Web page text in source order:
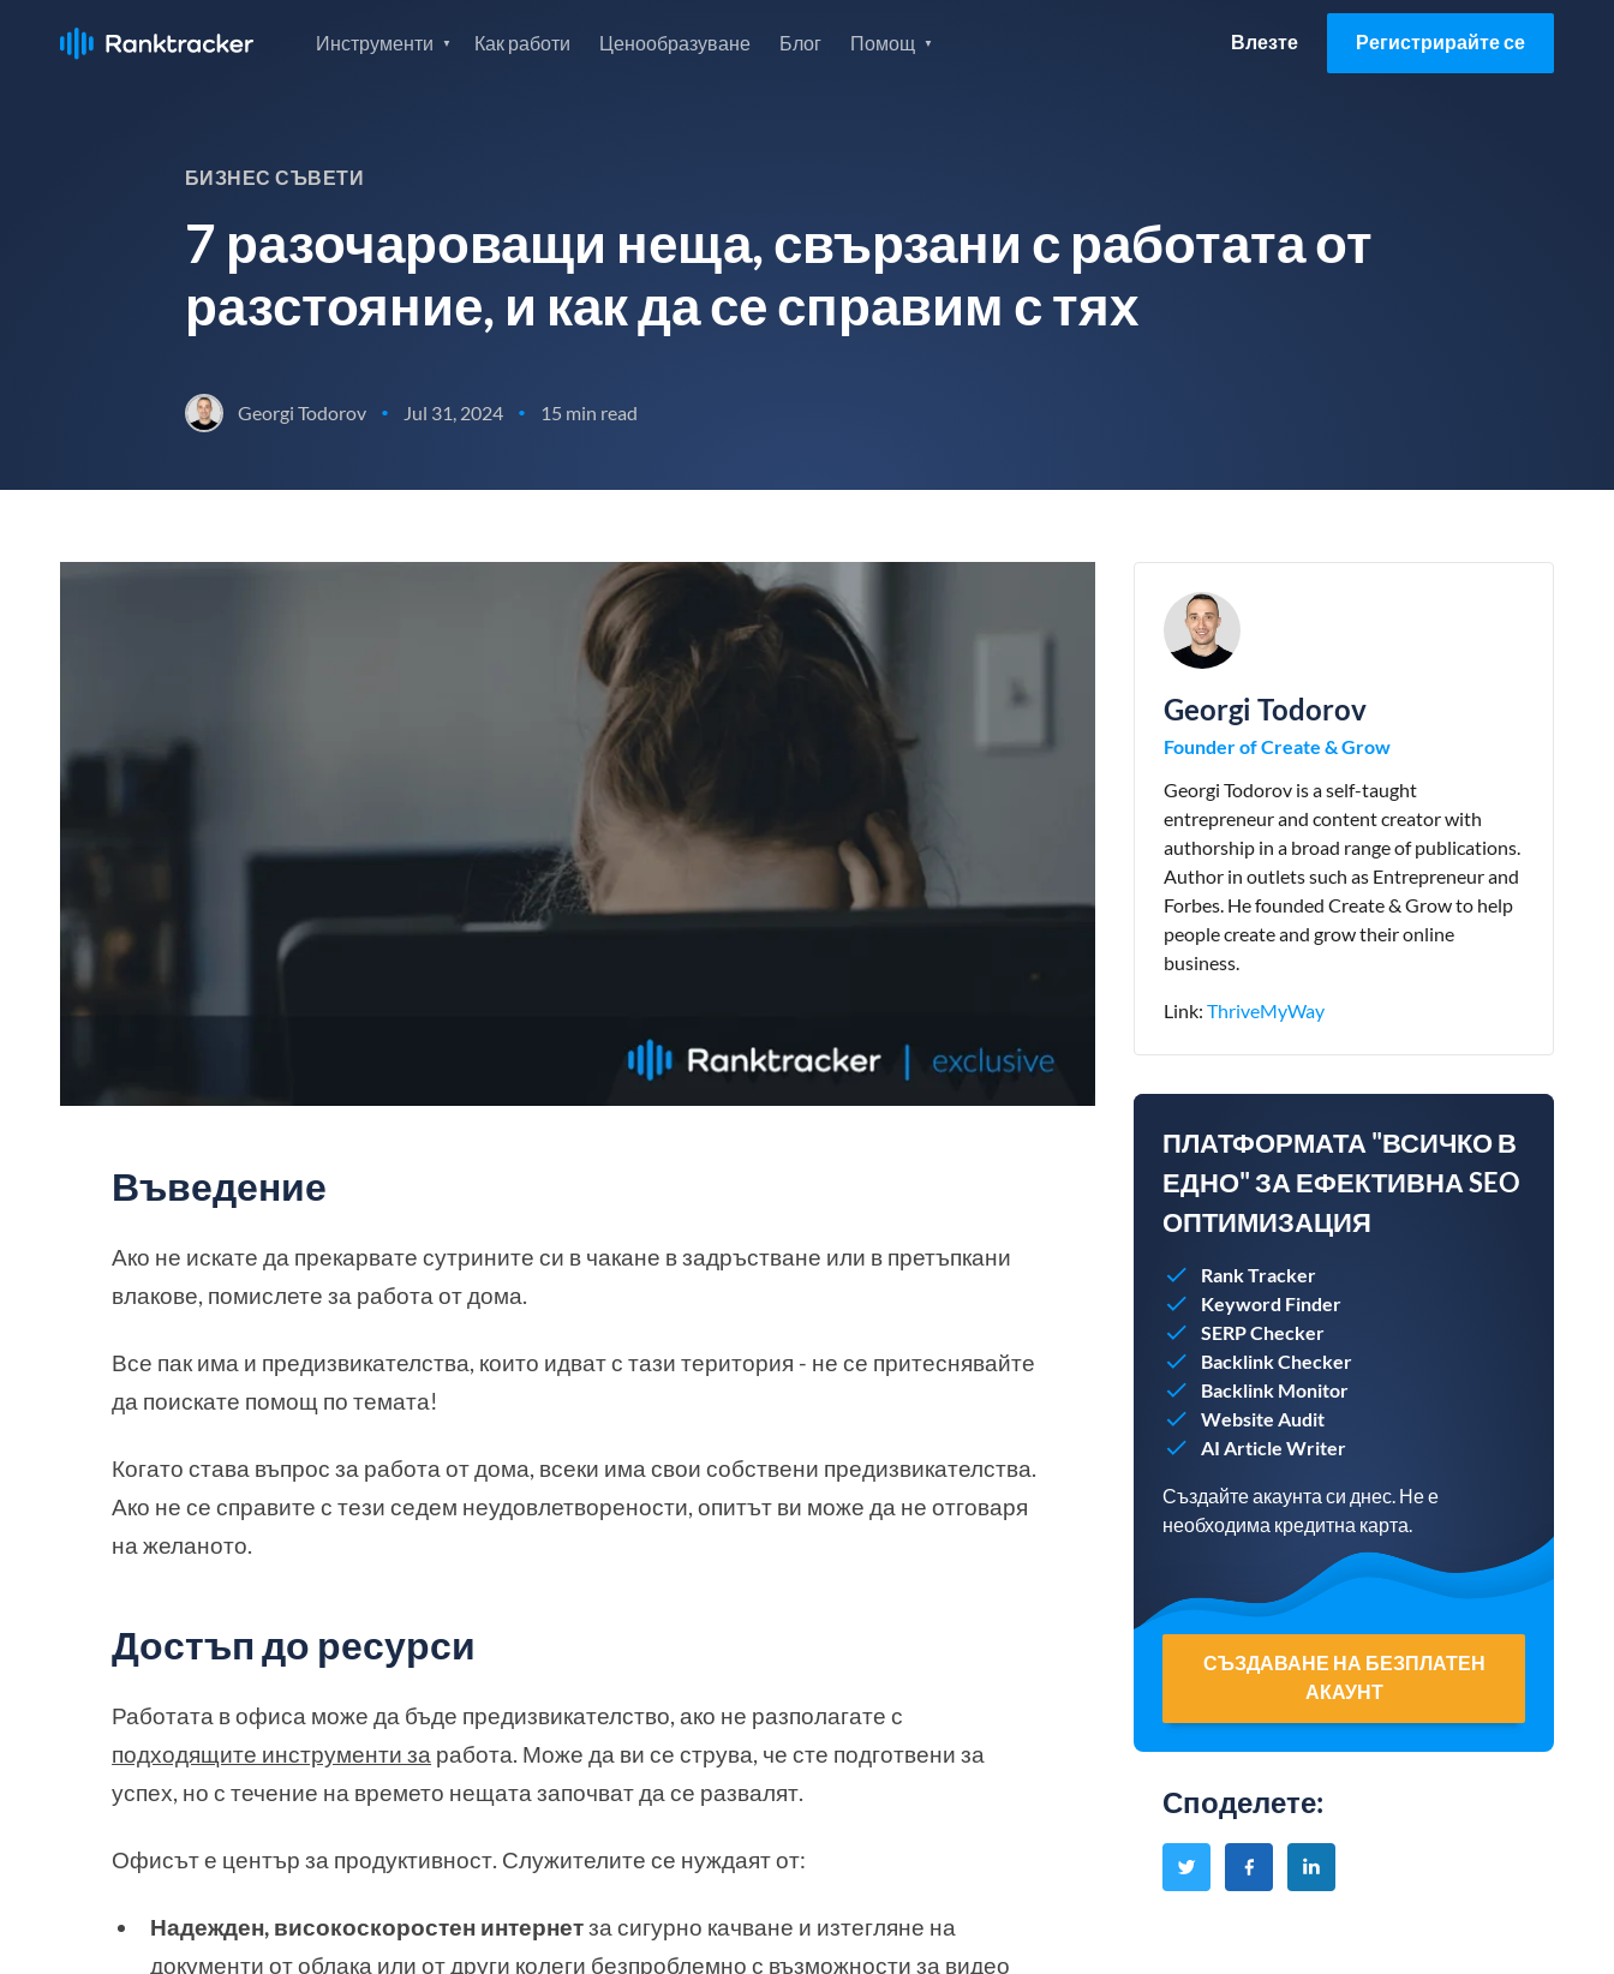
Инструменти Как работи Ценообразуване Блог Помощ Влезте Регистрирайте се
БИЗНЕС СЪВЕТИ
7 разочароващи неща, свързани с работата от
разстояние, и как да се справим с тях
Georgi Todorov • Jul 31, 2024 • 15 min read
Въведение
Ако не искате да прекарвате сутрините си в чакане в задръстване или в претъпкани
влакове, помислете за работа от дома.
Все пак има и предизвикателства, които идват с тази територия - не се притеснявайте
да поискате помощ по темата!
Когато става въпрос за работа от дома, всеки има свои собствени предизвикателства.
Ако не се справите с тези седем неудовлетворености, опитът ви може да не отговаря
на желаното.
Достъп до ресурси
Работата в офиса може да бъде предизвикателство, ако не разполагате с
подходящите инструменти за работа. Може да ви се струва, че сте подготвени за
успех, но с течение на времето нещата започват да се развалят.
Офисът е център за продуктивност. Служителите се нуждаят от:
Надежден, високоскоростен интернетза сигурно качване и изтегляне на
документи от облака или от други колеги безпроблемно с възможности за видео
Georgi Todorov
Founder of Create & Grow
Georgi Todorov is a self-taught
entrepreneur and content creator with
authorship in a broad range of publications.
Author in outlets such as Entrepreneur and
Forbes. He founded Create & Grow to help
people create and grow their online
business.
Link: ThriveMyWay
ПЛАТФОРМАТА "ВСИЧКО В
ЕДНО" ЗА ЕФЕКТИВНА SEO
ОПТИМИЗАЦИЯ
Rank Tracker
Keyword Finder
SERP Checker
Backlink Checker
Backlink Monitor
Website Audit
AI Article Writer
Създайте акаунта си днес. Не е
необходима кредитна карта.
СЪЗДАВАНЕ НА БЕЗПЛАТЕН
АКАУНТ
Споделете: